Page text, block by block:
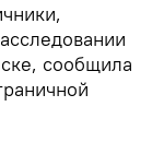
сообщила